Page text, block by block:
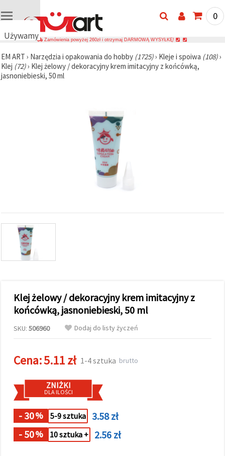
Używamy
cookie
🍪
Używamy
ruch i
wyświetlać
bardziej
trafne treści
naszych
partnerów
analitycznych
marketingowych.
Możesz
używanie
cookie,
klikając
wszystkie!"
wskazać
swoje
0
Zamówienia powyżej 260zł i otrzymaj DARMOWĄ WYSYŁKĘ!
EM ART › Narzędzia i opakowania do hobby (1725)› Kleje i spoiwa (108)›
Klej (72)› Klej żelowy / dekoracyjny krem imitacyjny z końcówką,
jasnoniebieski, 50 ml
Klej żelowy / dekoracyjny krem imitacyjny z
końcówką, jasnoniebieski, 50 ml
SKU: 506960 Dodaj do listy życzeń
Cena:5.11 zł 1-4 sztuka brutto
ZNIŻKI
DLA ILOŚCI
- 30% 5-9 sztuka
3.58 zł
- 50% 10 sztuka + 2.56 zł